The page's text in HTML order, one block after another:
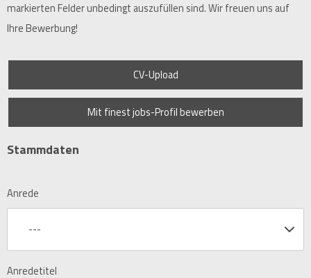
markierten Felder unbedingt auszufüllen sind. Wir freuen uns auf
Ihre Bewerbung!
CV-Upload
Mit finest jobs-Profil bewerben
Stammdaten
Anrede
---
Anredetitel